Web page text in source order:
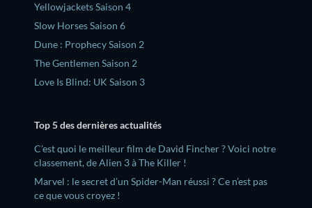
Yellowjackets Saison 4
Slow Horses Saison 6
Dune : Prophecy Saison 2
The Gentlemen Saison 2
Love Is Blind: UK Saison 3
Top 5 des dernières actualités
C’est quoi le meilleur film de David Fincher ? Voici notre
classement, de Alien 3 à The Killer !
Marvel : le secret d’un Spider-Man réussi ? Ce n’est pas
ce que vous croyez !